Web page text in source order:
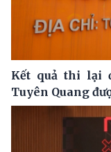
Kết quả thi lại
Tuyên Quang